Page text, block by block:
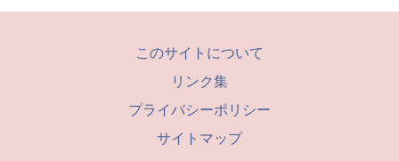
このサイトについて
リンク集
プライバシーポリシー
サイトマップ